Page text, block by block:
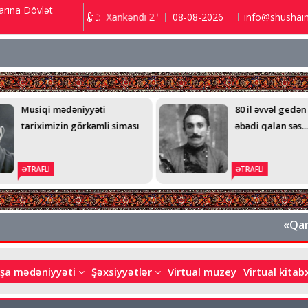
Dövlət
9.2 ℃; Şuşa 3.5 ℃; Xankəndi 2 ℃; 08-08-2026
80 il əvvəl gedən nəfəs və
əbədi qalan səs...
ƏTRAFLI
Rəşid
sürgün edilmiş
ƏTRAFLI
mədəniyyəti Şəxsiyyətlər Virtual muzey Virtual